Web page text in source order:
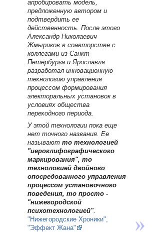
апробировать модель,
предложенную автором и
подтвердить ее
действенность. После этого
Александр Николаевич
Жмыриков в соавторстве с
коллегами из Санкт-
Петербурга и Ярославля
разработал инновационную
технологию управления
процессом формирования
электоральных установок в
условиях общества
переходного периода.
У этой технологии пока еще
нет точного названия. Ее
называютто технологией
"иероглифографического
маркирования", то
технологией двойного
опосредованного управления
процессом установочного
поведения, то просто -
"нижегородской
психотехнологией".
"Нижегородские Хроники",
"Эффект Жана"